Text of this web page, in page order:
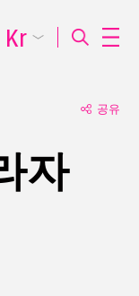
공유
자
Kr